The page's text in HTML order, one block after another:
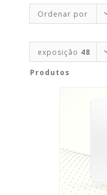
Ordenar por
exposição 48
Produtos